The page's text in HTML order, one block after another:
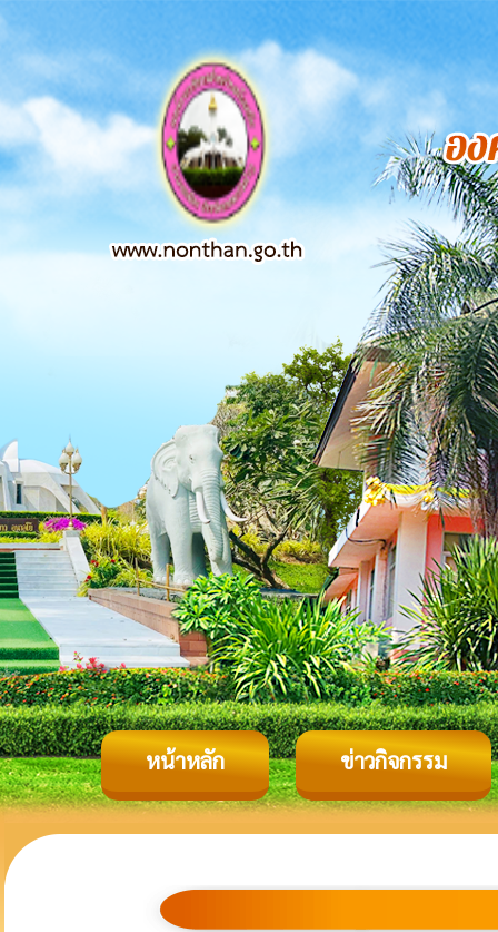
หน้าหลัก ข่าวกิจกรรม